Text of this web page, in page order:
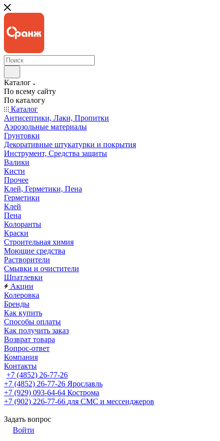
Каталог
По всему сайту
По каталогу
Каталог
Антисептики, Лаки, Пропитки
Аэрозольные материалы
Грунтовки
Декоративные штукатурки и покрытия
Инструмент, Средства защиты
Валики
Кисти
Прочее
Клей, Герметики, Пена
Герметики
Клей
Пена
Колоранты
Краски
Строительная химия
Моющие средства
Растворители
Смывки и очистители
Шпатлевки
Акции
Колеровка
Бренды
Как купить
Способы оплаты
Как получить заказ
Возврат товара
Вопрос-ответ
Компания
Контакты
+7 (4852) 26-77-26
+7 (4852) 26-77-26 Ярославль
+7 (929) 093-64-64 Кострома
+7 (902) 226-77-66 для СМС и мессенджеров
Задать вопрос
Войти